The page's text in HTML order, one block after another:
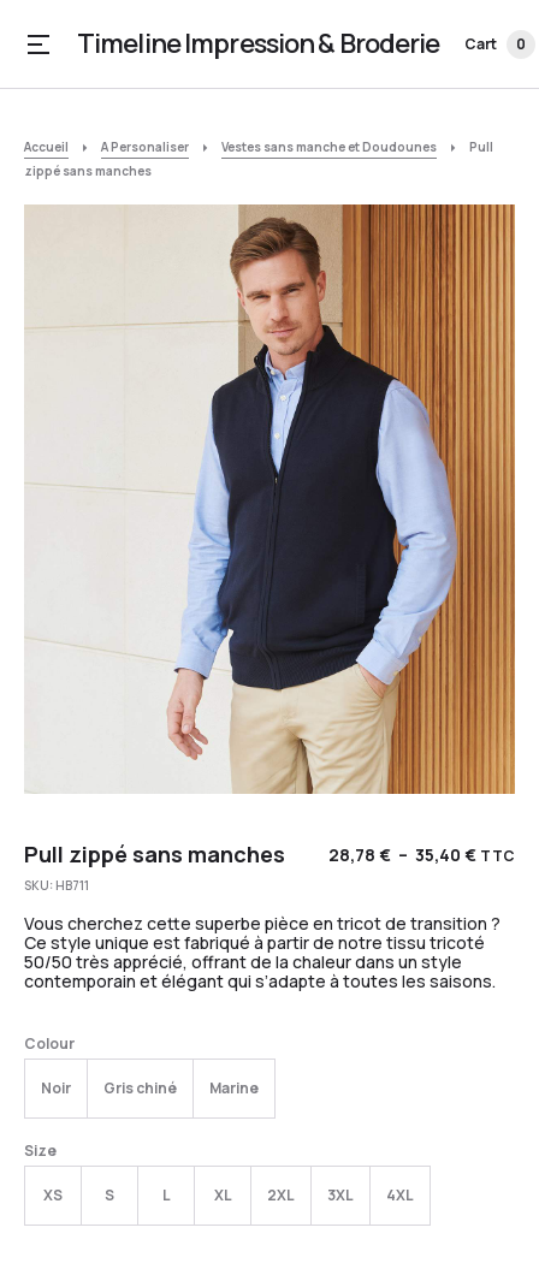
Timeline Impression & Broderie Cart 0
Accueil A Personaliser Vestes sans manche et Doudounes
Pull
zippé sans manches
Pull zippé sans manches 28,78 € – 35,40 € TTC
SKU: HB711
Vous cherchez cette superbe pièce en tricot de transition ?
Ce style unique est fabriqué à partir de notre tissu tricoté
50/50 très apprécié, offrant de la chaleur dans un style
contemporain et élégant qui s’adapte à toutes les saisons.
Colour
Noir Gris chiné Marine
Size
XS S L XL 2XL 3XL 4XL